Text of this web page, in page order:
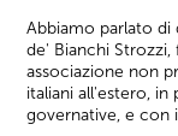
Abbiamo parlato di
de' Bianchi
associazione non
italiani all'estero,
governative, e con